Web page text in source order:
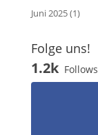
Juni 2025(1)
Folge uns!
1.2k Follows